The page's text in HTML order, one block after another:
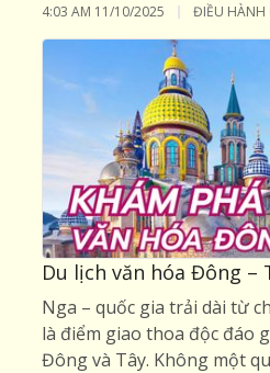
4:03 AM 11/10/2025 ĐIỀU HÀNH
Du lịch văn hóa Đông –
Nga – quốc gia trải dài từ
là điểm giao thoa độc đáo
Đông và Tây. Không một